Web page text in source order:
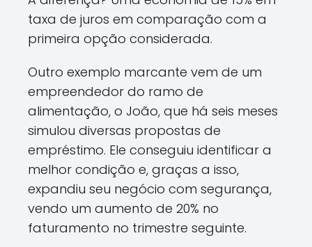
taxa de juros em comparação com a
primeira opção considerada.
Outro exemplo marcante vem de um
empreendedor do ramo de
alimentação, o João, que há seis meses
simulou diversas propostas de
empréstimo. Ele conseguiu identificar a
melhor condição e, graças a isso,
expandiu seu negócio com segurança,
vendo um aumento de 20% no
faturamento no trimestre seguinte.